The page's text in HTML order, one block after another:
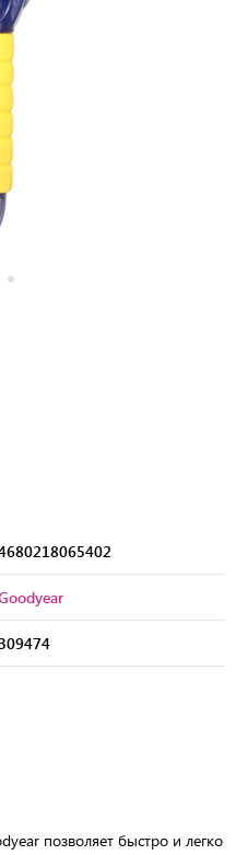
309474
позволяет быстро и легко